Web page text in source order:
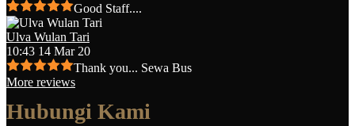
Good Staff....
Ulva Wulan Tari
10:43 14 Mar 20
Thank you... Sewa Bus
More reviews
Hubungi Kami